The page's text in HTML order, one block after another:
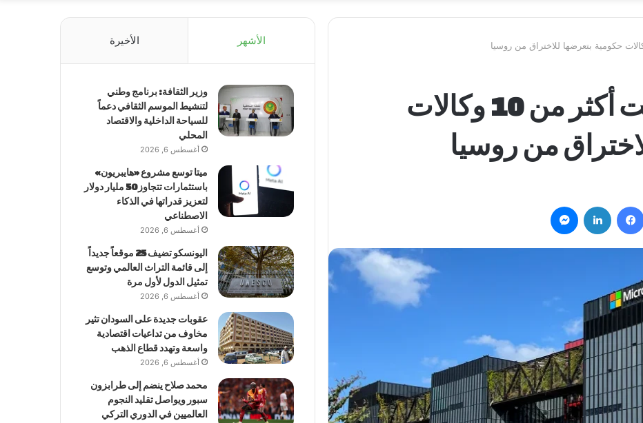
مايكروسوفت أبلغت أكثر من 10 وكالات
من روسيا
فيسبوك لينكدإن
الأشهر الأخيرة
وزير الثقافة: برنامج وطني
لتنشيط الموسم الثقافي دعماً
للسياحة الداخلية والاقتصاد
المحلي
أغسطس 6, 2026
ميتا توسع مشروع «هايبريون»
باستثمارات تتجاوز 50 مليار دولار
لتعزيز قدراتها في الذكاء
الاصطناعي
أغسطس 6, 2026
اليونسكو تضيف 25 موقعاً جديداً
إلى قائمة التراث العالمي وتوسع
تمثيل الدول لأول مرة
أغسطس 6, 2026
عقوبات جديدة على السودان تثير
مخاوف من تداعيات اقتصادية
واسعة وتهدد قطاع الذهب
أغسطس 6, 2026
محمد صلاح ينضم إلى طرابزون
سبور ويواصل تقليد النجوم
العالميين في الدوري التركي